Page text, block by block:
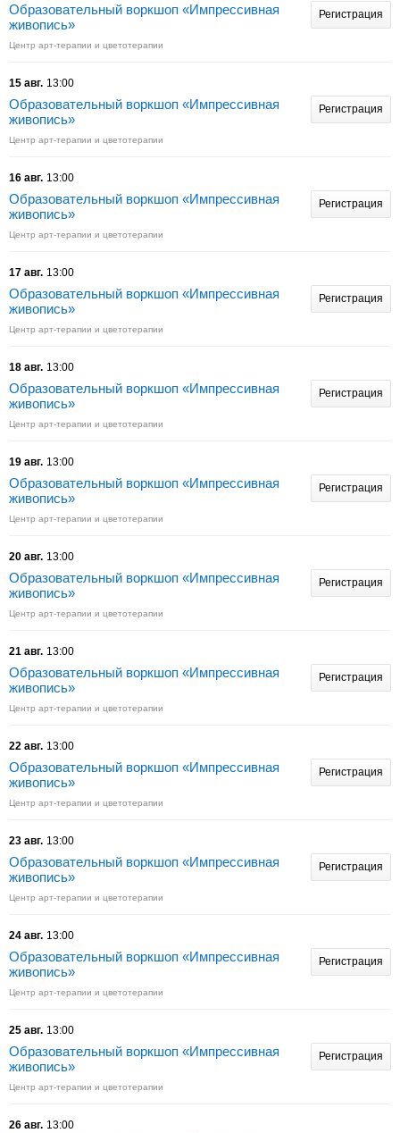
Образовательный воркшоп «Импрессивная
живопись»
Центр арт-терапии и цветотерапии
Регистрация
15 авг. 13:00
Образовательный воркшоп «Импрессивная
живопись»
Центр арт-терапии и цветотерапии
Регистрация
16 авг. 13:00
Образовательный воркшоп «Импрессивная
живопись»
Центр арт-терапии и цветотерапии
Регистрация
17 авг. 13:00
Образовательный воркшоп «Импрессивная
живопись»
Центр арт-терапии и цветотерапии
Регистрация
18 авг. 13:00
Образовательный воркшоп «Импрессивная
живопись»
Центр арт-терапии и цветотерапии
Регистрация
19 авг. 13:00
Образовательный воркшоп «Импрессивная
живопись»
Центр арт-терапии и цветотерапии
Регистрация
20 авг. 13:00
Образовательный воркшоп «Импрессивная
живопись»
Центр арт-терапии и цветотерапии
Регистрация
21 авг. 13:00
Образовательный воркшоп «Импрессивная
живопись»
Центр арт-терапии и цветотерапии
Регистрация
22 авг. 13:00
Образовательный воркшоп «Импрессивная
живопись»
Центр арт-терапии и цветотерапии
Регистрация
23 авг. 13:00
Образовательный воркшоп «Импрессивная
живопись»
Центр арт-терапии и цветотерапии
Регистрация
24 авг. 13:00
Образовательный воркшоп «Импрессивная
живопись»
Центр арт-терапии и цветотерапии
Регистрация
25 авг. 13:00
Образовательный воркшоп «Импрессивная
живопись»
Центр арт-терапии и цветотерапии
Регистрация
26 авг. 13:00